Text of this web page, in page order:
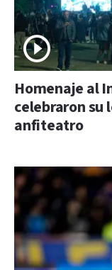
Homenaje al
celebraron su
anfiteatro